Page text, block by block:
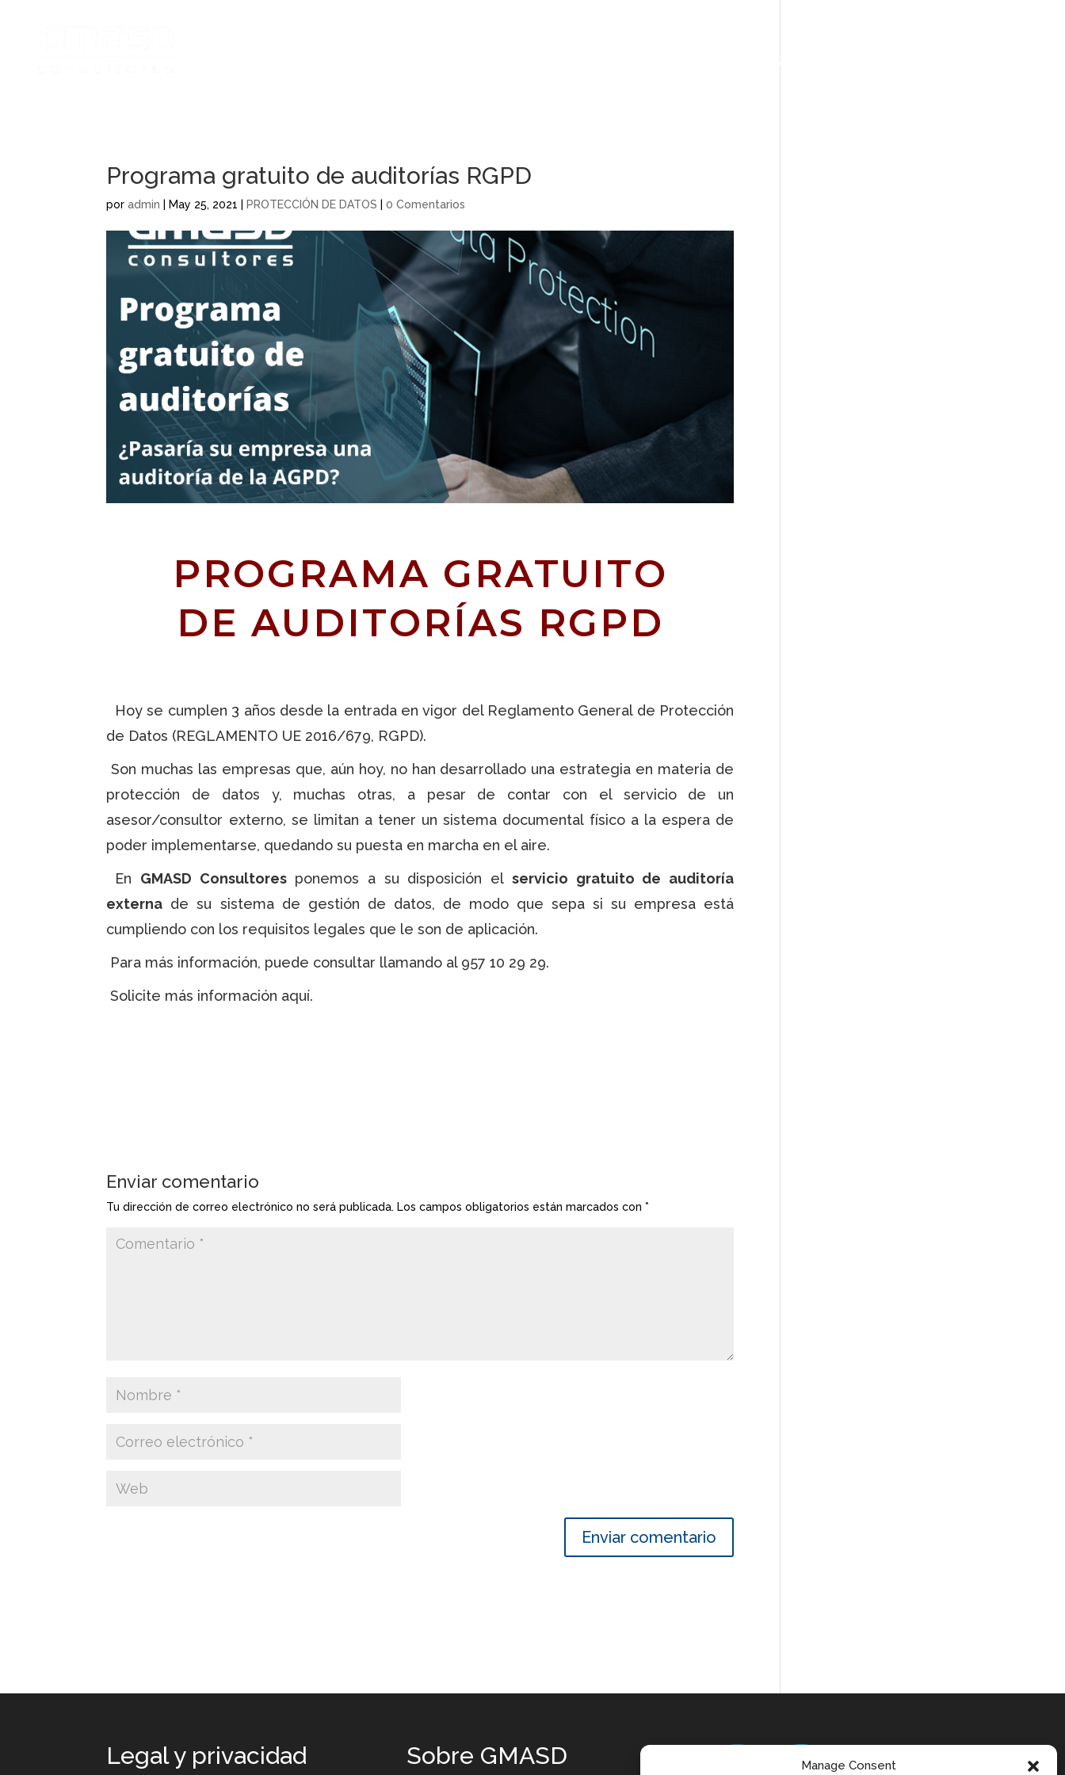
Manage Consent
Consultoría
Programa gratuito de auditorías RGPD
poradmin May 25, 2021 PROTECCIÓN DE DATOS |0 Comentarios
PROGRAMA GRATUITO
DE AUDITORÍAS RGPD
Hoy se cumplen 3 años desde la entrada en vigor del Reglamento General de Protección
de Datos (REGLAMENTO UE 2016/679, RGPD).
Son muchas las empresas que, aún hoy, no han desarrollado una estrategia en materia de
protección de datos y, muchas otras, a pesar de contar con el servicio de un
asesor/consultor externo, se limitan a tener un sistema documental físico a la espera de
poder implementarse, quedando su puesta en marcha en el aire.
En GMASD Consultoresponemos a su disposición el servicio gratuito de auditoría
externa de su sistema de gestión de datos, de modo que sepa si su empresa está
cumpliendo con los requisitos legales que le son de aplicación.
Para más información, puede consultar llamando al 957 10 29 29.
Solicite más información aquí.
Enviar comentario
Tu dirección de correo electrónico no será publicada. Los campos obligatorios están marcados con*
Legal y privacidad Sobre GMASD